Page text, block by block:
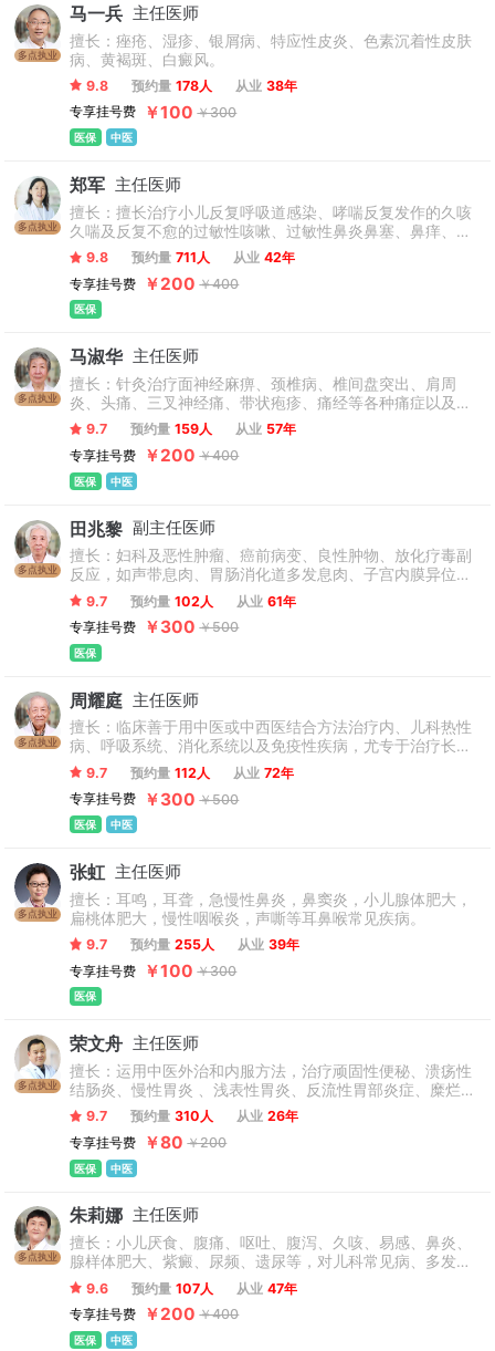
多点执业
马一兵 主任医师
擅长：痤疮、湿疹、银屑病、特应性皮炎、色素沉着性皮肤
病、黄褐斑、白癜风。
9.8 预约量 178人 从业 38年
专享挂号费
￥100 ￥300
医保 中医
多点执业
郑军 主任医师
擅长：擅长治疗小儿反复呼吸道感染、哮喘反复发作的久咳
久喘及反复不愈的过敏性咳嗽、过敏性鼻炎鼻塞、鼻痒、流
涕，腺样体肥大引起的张口呼吸、打呼噜；咽炎导致的清嗓
子、吭嗓子；小儿腹痛、腹胀、厌食、积食、便秘；消化不
良、生长发育不达标；睡眠不安，多汗，小儿抽动症等及疑
难杂症。
9.8 预约量 711人 从业 42年
专享挂号费
￥200 ￥400
医保
多点执业
马淑华 主任医师
擅长：针灸治疗面神经麻痹、颈椎病、椎间盘突出、肩周
炎、头痛、三叉神经痛、带状疱疹、痛经等各种痛症以及耳
鸣耳聋、失眠、麻木、遗尿等神经系统疾病；中西医结合诊
治胃炎(含慢性胃炎、萎缩性胃炎、糜烂性胃炎、胆汁反流性
胃炎、慢性非萎缩性胃炎、慢性浅表性胃炎、胃窦炎)、胃息
肉、便秘、顽固性便秘等脾胃疾病脑梗塞、脑出血、眩晕、
9.7 预约量 159人 从业 57年
专享挂号费
￥200 ￥400
医保 中医
多点执业
田兆黎 副主任医师
擅长：妇科及恶性肿瘤、癌前病变、良性肿物、放化疗毒副
反应，如声带息肉、胃肠消化道多发息肉、子宫内膜异位
症、痛经、巧克力囊肿、闭经、不孕、乳腺增生、多发性纤
维瘤、甲状腺瘤、前列腺肥大、乳头状病毒感染(HPV 阳性)
等。
9.7 预约量 102人 从业 61年
专享挂号费
￥300 ￥500
医保
多点执业
周耀庭 主任医师
擅长：临床善于用中医或中西医结合方法治疗内、儿科热性
病、呼吸系统、消化系统以及免疫性疾病，尤专于治疗长期
高热、低热、小儿肺炎、急慢性支气管炎、哮喘、急慢性腹
泻、病毒性心肌炎等症。支气管炎，过敏，紫癜，血小板减
少性紫癜，过敏性紫癜，感染，高热，淋巴结炎，鼻炎，支
气管哮喘，小儿厌食，小儿咳嗽，发烧，小儿哮喘，皮肌
9.7 预约量 112人 从业 72年
专享挂号费
￥300 ￥500
医保 中医
多点执业
张虹 主任医师
擅长：耳鸣，耳聋，急慢性鼻炎，鼻窦炎，小儿腺体肥大，
扁桃体肥大，慢性咽喉炎，声嘶等耳鼻喉常见疾病。
9.7 预约量 255人 从业 39年
专享挂号费
￥100 ￥300
医保
多点执业
荣文舟 主任医师
擅长：运用中医外治和内服方法，治疗顽固性便秘、溃疡性
结肠炎、慢性胃炎 、浅表性胃炎、反流性胃部炎症、糜烂性
胃部炎症、萎缩性胃部炎症、肠道疾病、胃十二指肠疾病、
肛周皮肤病(肛周湿疹、阴囊湿疹等)、结直肠息肉、结直肠
癌等疑难疾病。
9.7 预约量 310人 从业 26年
专享挂号费
￥80 ￥200
医保 中医
多点执业
朱莉娜 主任医师
擅长：小儿厌食、腹痛、呕吐、腹泻、久咳、易感、鼻炎、
腺样体肥大、紫癜、尿频、遗尿等，对儿科常见病、多发病
的临床治疗积累了丰富的经验等。
9.6 预约量 107人 从业 47年
专享挂号费
￥200 ￥400
医保 中医